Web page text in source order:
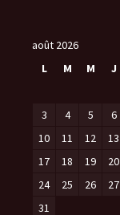
août 2026
L
M M J
3
4 5 6
10
11 12 13
17
18 19 20
24
25 26 27
31